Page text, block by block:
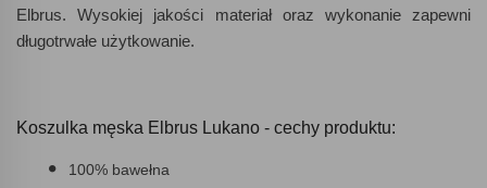
Elbrus. Wysokiej jakości materiał oraz wykonanie zapewni
długotrwałe użytkowanie.
Koszulka męska Elbrus Lukano - cechy produktu:
100% bawełna